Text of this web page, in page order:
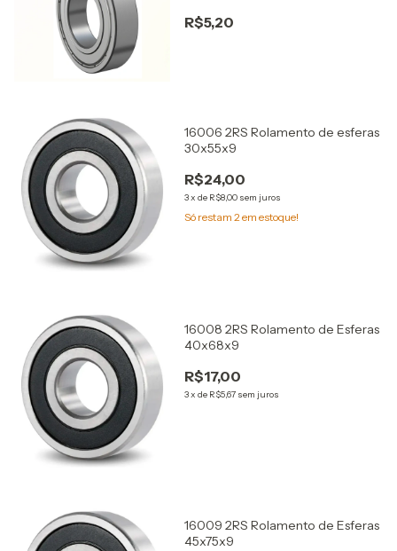
R$5,20
16006 2RS Rolamento de esferas
30x55x9
R$24,00
3x de R$8,00 sem juros
Só restam 2em estoque!
16008 2RS Rolamento de Esferas
40x68x9
R$17,00
3x de R$5,67 sem juros
16009 2RS Rolamento de Esferas
45x75x9